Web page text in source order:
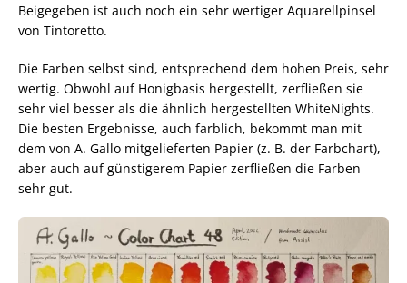
Beigegeben ist auch noch ein sehr wertiger Aquarellpinsel
von Tintoretto.
Die Farben selbst sind, entsprechend dem hohen Preis, sehr
wertig. Obwohl auf Honigbasis hergestellt, zerfließen sie
sehr viel besser als die ähnlich hergestellten WhiteNights.
Die besten Ergebnisse, auch farblich, bekommt man mit
dem von A. Gallo mitgelieferten Papier (z. B. der Farbchart),
aber auch auf günstigerem Papier zerfließen die Farben
sehr gut.